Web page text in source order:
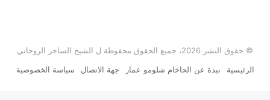
© حقوق النشر 2026، جميع الحقوق محفوظة ل الشيخ الساحر الروحاني
الرئيسية
نبذة عن الحاخام شلومو عمار جهة الاتصال سياسة الخصوصية